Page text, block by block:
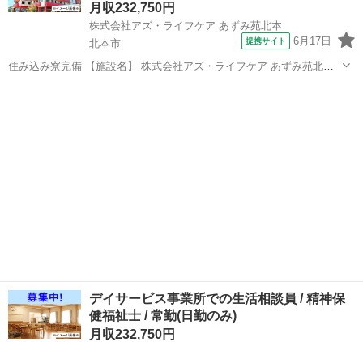
月収232,750円
株式会社アズ・ライフケア あずみ苑北本
北本市
提携サイト 6月17日
住み込み寮完備 【施設名】 株式会社アズ・ライフケア あずみ苑北本
デイサービス事業所での生活相談員 / 精神保
健福祉士 / 常勤(日勤のみ)
月収232,750円